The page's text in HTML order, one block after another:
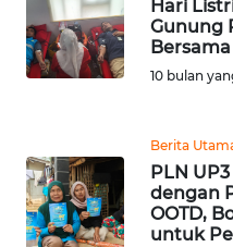
Hari
Gunung
10 bulan
Berita
PLN
dengan
OOTD,
untuk
WN
BEKASI
WN
DEPOK